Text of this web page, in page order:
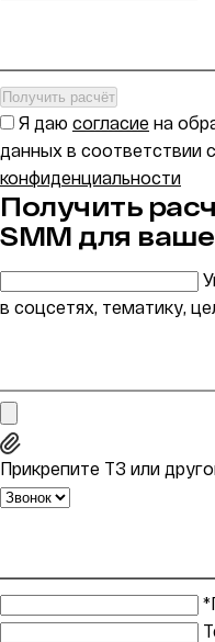
Получить расчёт
Я даю согласие на
данных в соответствии с
конфиденциальности
Получить
SMM для
в соцсетях, тематику,
Прикрепите ТЗ или